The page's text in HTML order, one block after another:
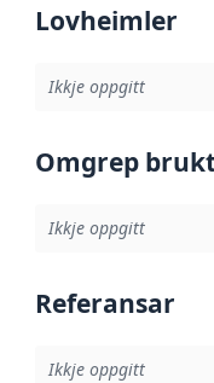
Lovheimler
Ikkje oppgitt
Omgrep
Ikkje oppgitt
Referansar
Ikkje oppgitt